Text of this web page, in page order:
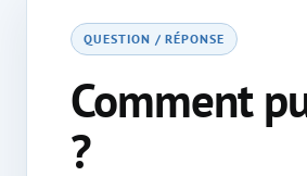
QUESTION / RÉPONSE
Comment
?